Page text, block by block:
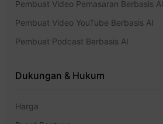
Pembuat Video Pemasaran Berbasis AI
Pembuat Video YouTube Berbasis AI
Pembuat Podcast Berbasis AI
Dukungan & Hukum
Harga